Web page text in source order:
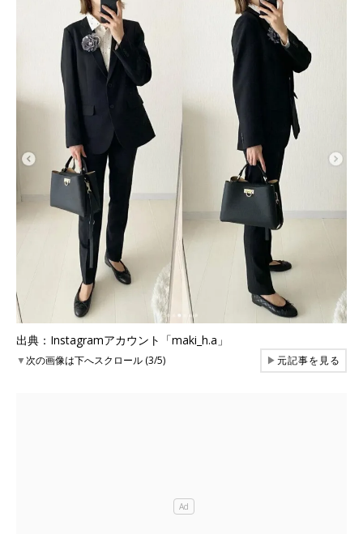
出典：Instagramアカウント「maki_h.a」
▼次の画像は下へスクロール (3/5) ▶元記事を見る